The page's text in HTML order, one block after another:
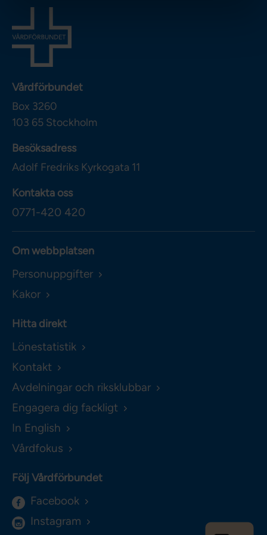
Vårdförbundet
Box 3260
103 65 Stockholm
Besöksadress
Adolf Fredriks Kyrkogata 11
Kontakta oss
0771-420 420
Om webbplatsen
Personuppgifter
Kakor
Hitta direkt
Lönestatistik
Kontakt
Avdelningar och riksklubbar
Engagera dig fackligt
In English
Vårdfokus
Följ Vårdförbundet
Facebook
Instagram